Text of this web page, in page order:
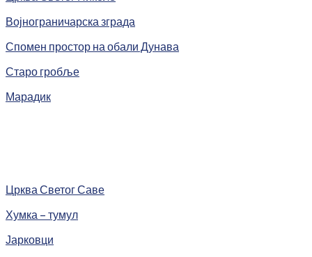
Војнограничарска зграда
Спомен простор на обали Дунава
Старо гробље
Марадик
Црква Светог Саве
Хумка – тумул
Јарковци